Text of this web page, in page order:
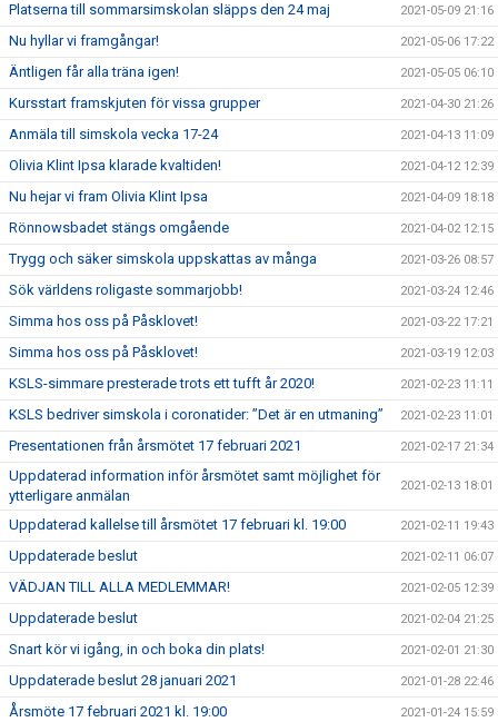
Platserna till sommarsimskolan släpps den 24 maj 2021-05-09 21:16
Nu hyllar vi framgångar! 2021-05-06 17:22
Äntligen får alla träna igen! 2021-05-05 06:10
Kursstart framskjuten för vissa grupper 2021-04-30 21:26
Anmäla till simskola vecka 17-24 2021-04-13 11:09
Olivia Klint Ipsa klarade kvaltiden! 2021-04-12 12:39
Nu hejar vi fram Olivia Klint Ipsa 2021-04-09 18:18
Rönnowsbadet stängs omgående 2021-04-02 12:15
Trygg och säker simskola uppskattas av många 2021-03-26 08:57
Sök världens roligaste sommarjobb! 2021-03-24 12:46
Simma hos oss på Påsklovet! 2021-03-22 17:21
Simma hos oss på Påsklovet! 2021-03-19 12:03
KSLS-simmare presterade trots ett tufft år 2020! 2021-02-23 11:11
KSLS bedriver simskola i coronatider: ”Det är en utmaning” 2021-02-23 11:01
Presentationen från årsmötet 17 februari 2021 2021-02-17 21:34
Uppdaterad information inför årsmötet samt möjlighet för
ytterligare anmälan
2021-02-13 18:01
Uppdaterad kallelse till årsmötet 17 februari kl. 19:00 2021-02-11 19:43
Uppdaterade beslut 2021-02-11 06:07
VÄDJAN TILL ALLA MEDLEMMAR! 2021-02-05 12:39
Uppdaterade beslut 2021-02-04 21:25
Snart kör vi igång, in och boka din plats! 2021-02-01 21:30
Uppdaterade beslut 28 januari 2021 2021-01-28 22:46
Årsmöte 17 februari 2021 kl. 19:00 2021-01-24 15:59